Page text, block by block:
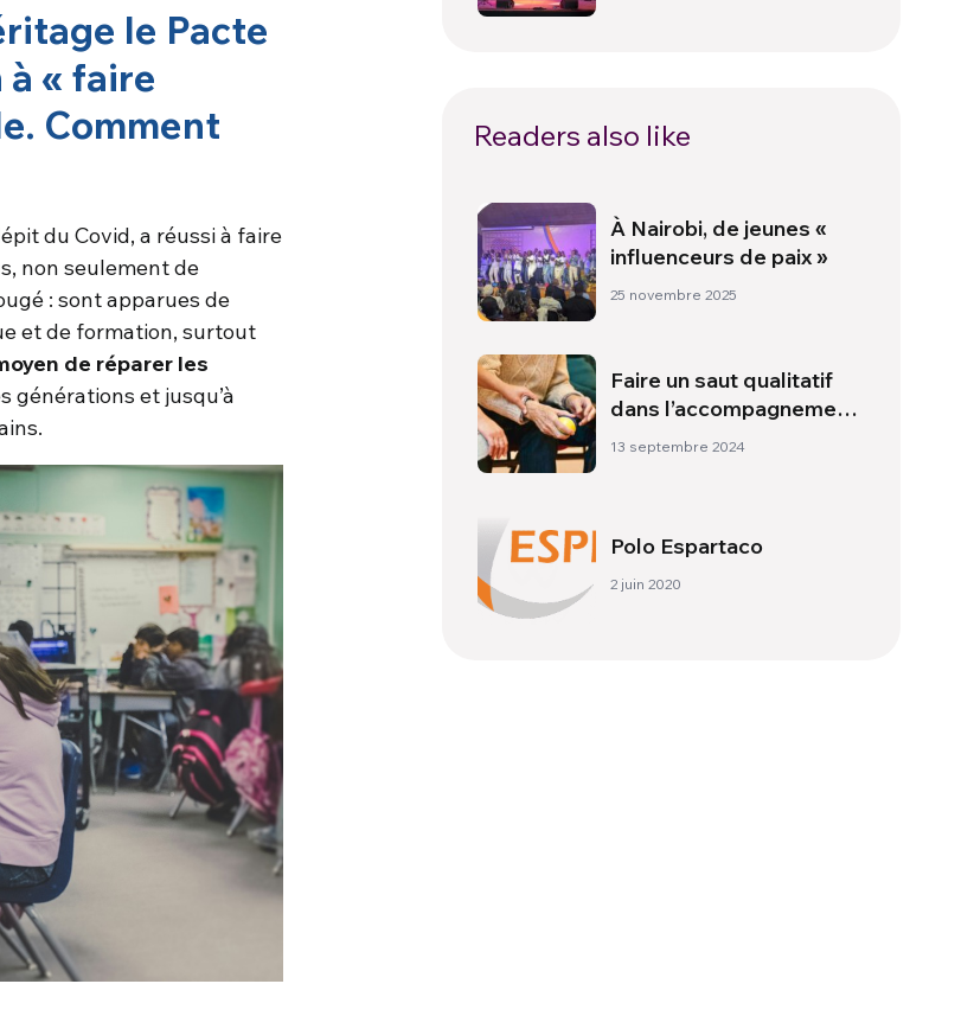
le Pacte
« faire
Comment
du Covid, a réussi à faire
non seulement de
: sont apparues de
et de formation, surtout
de réparer les
générations et jusqu’à
Readers also like
À Nairobi, de jeunes «
influenceurs de paix »
25 novembre 2025
Faire un saut qualitatif
dans l’accompagnement
des personnes vivant
13 septembre 2024
Polo Espartaco
2 juin 2020